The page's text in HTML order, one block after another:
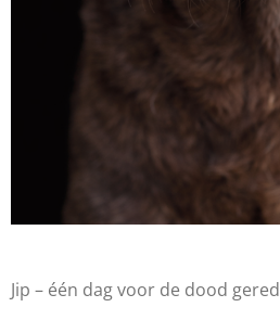
Jip – één dag voor de dood gered